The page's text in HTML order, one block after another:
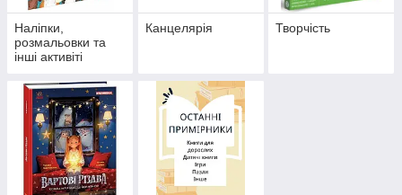
Наліпки,
розмальовки та
інші активіті
Канцелярія Творчість